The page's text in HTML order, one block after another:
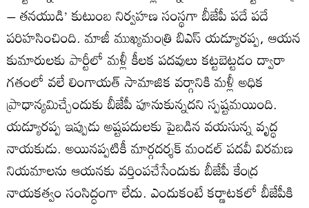
– తనయుడి’ కుటుంబ నిర్వహణ సంస్థగా బీజేపీ పదే పదే
పరిహసించింది. మాజీ ముఖ్యమంత్రి బిఎస్ యడ్యూరప్ప, ఆయన
కుమారులకు పార్టీలో మళ్లీ కీలక పదవులు కట్టబెట్టడం ద్వారా
గతంలో వలే లింగాయత్ సామాజిక వర్గానికి మళ్లీ అధిక
ప్రాధాన్యమిచ్చేందుకు బీజేపీ పూనుకున్నదని స్పష్టమయింది.
యడ్యూరప్ప ఇప్పుడు అష్టపదులకు పైబడిన వయసున్న వృద్ధ
నాయకుడు. అయినప్పటికీ మార్గదర్శక్ మండల్ పదవీ విరమణ
నియమాలను ఆయనకు వర్తింపచేసేందుకు బీజేపీ కేంద్ర
నాయకత్వం సంసిద్ధంగా లేదు. ఎందుకంటే కర్ణాటకలో బీజేపీకి